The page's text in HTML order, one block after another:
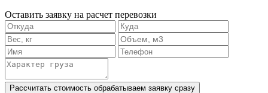
Оставить заявку на расчет перевозки
Рассчитать стоимость обрабатываем заявку сразу